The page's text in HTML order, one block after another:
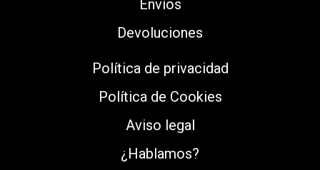
Envíos
Devoluciones
Política de privacidad
Política de Cookies
Aviso legal
¿Hablamos?